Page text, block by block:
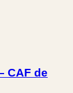
CAF de